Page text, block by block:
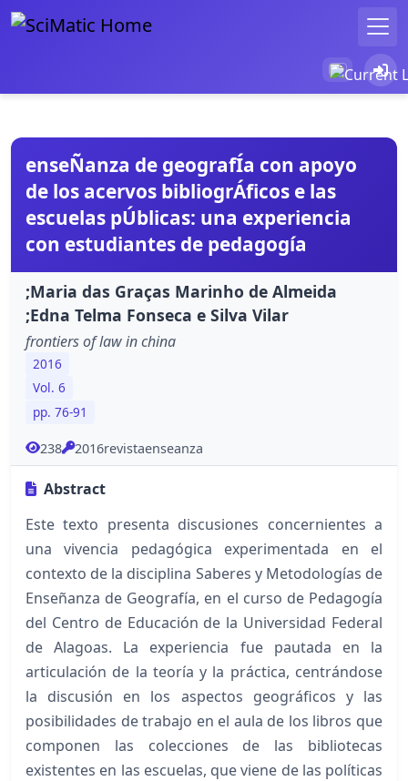
enseÑanza de geografÍa con apoyo
de los acervos bibliogrÁficos e las
escuelas pÚblicas: una experiencia
con estudiantes de pedagogía
;Maria das Graças Marinho de Almeida
;Edna Telma Fonseca e Silva Vilar
frontiers of law in china
2016
Vol. 6
pp. 76-91
238 2016revistaenseanza
Abstract
Este texto presenta discusiones concernientes a
una vivencia pedagógica experimentada en el
contexto de la disciplina Saberes y Metodologías de
Enseñanza de Geografía, en el curso de Pedagogía
del Centro de Educación de la Universidad Federal
de Alagoas. La experiencia fue pautada en la
articulación de la teoría y la práctica, centrándose
la discusión en los aspectos geográficos y las
posibilidades de trabajo en el aula de los libros que
componen las colecciones de las bibliotecas
existentes en las escuelas, que viene de las políticas